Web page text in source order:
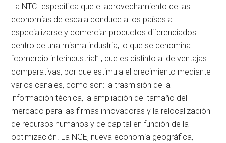
La NTCI especifica que el aprovechamiento de las
economías de escala conduce a los países a
especializarse y comerciar productos diferenciados
dentro de una misma industria, lo que se denomina
“comercio interindustrial” , que es distinto al de ventajas
comparativas, por que estimula el crecimiento mediante
varios canales, como son: la trasmisión de la
información técnica, la ampliación del tamaño del
mercado para las firmas innovadoras y la relocalización
de recursos humanos y de capital en función de la
optimización. La NGE, nueva economía geográfica,